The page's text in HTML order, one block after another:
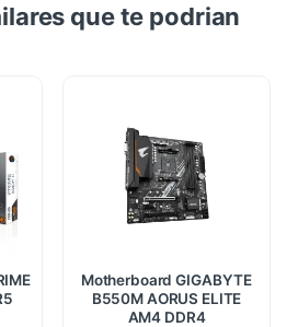
que te podrian
Motherboard GIGABYTE
B550M AORUS ELITE
AM4 DDR4